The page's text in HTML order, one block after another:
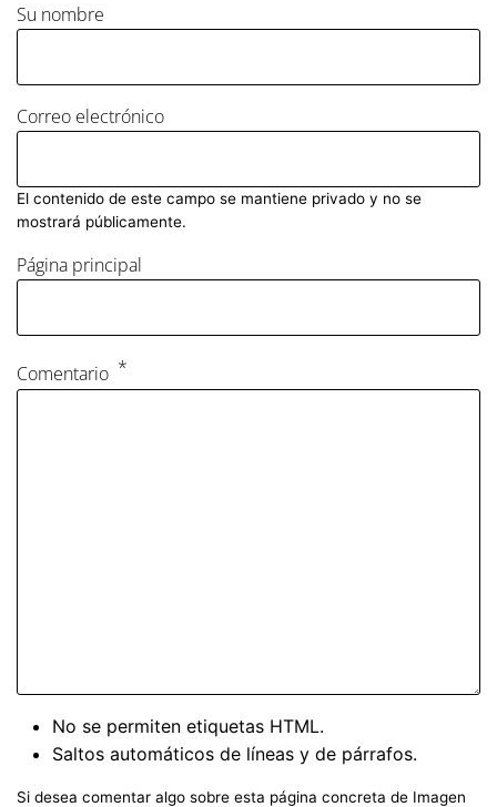
Su nombre
Correo electrónico
El contenido de este campo se mantiene privado y no se
mostrará públicamente.
Página principal
Comentario
No se permiten etiquetas HTML.
Saltos automáticos de líneas y de párrafos.
Si desea comentar algo sobre esta página concreta de Imagen